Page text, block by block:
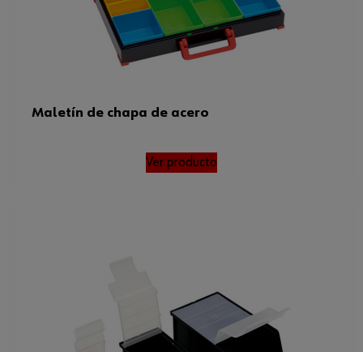
Maletín de chapa de acero
Ver producto